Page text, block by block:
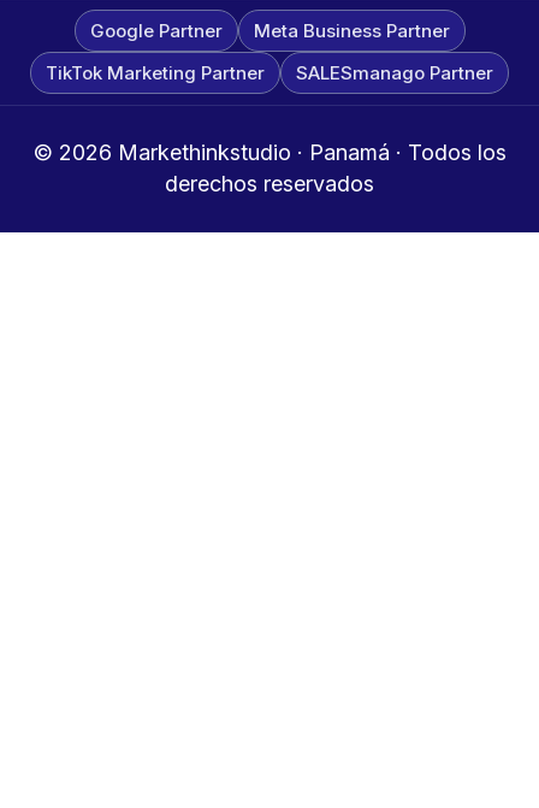
Google Partner
Meta Business Partner
TikTok Marketing Partner
SALESmanago Partner
© 2026 Markethinkstudio · Panamá · Todos los
derechos reservados